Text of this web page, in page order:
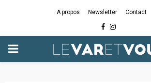
A propos Newsletter Contact
Facebook
Instagram
PRIMARY